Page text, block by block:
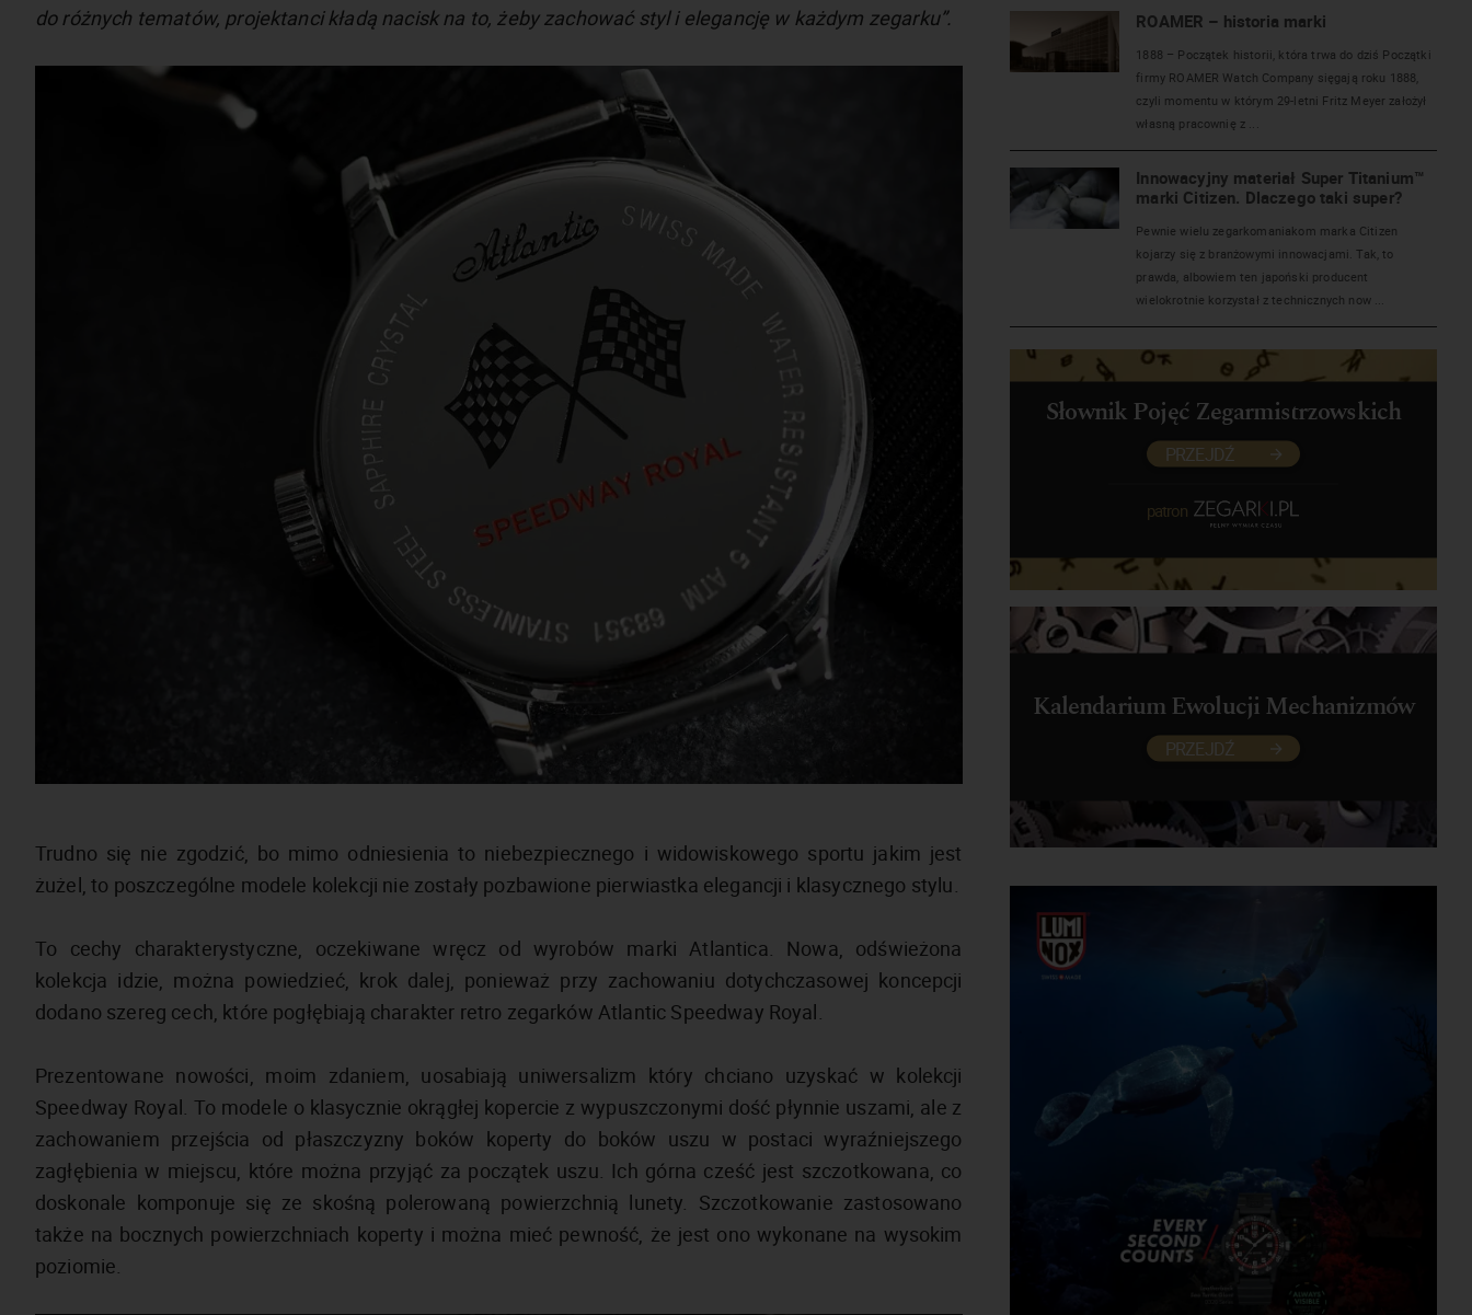
do różnych tematów, projektanci kładą nacisk na to, żeby zachować styl i elegancję w każdym zegarku”.
Trudno się nie zgodzić, bo mimo odniesienia to niebezpiecznego i widowiskowego sportu jakim jest
żużel, to poszczególne modele kolekcji nie zostały pozbawione pierwiastka elegancji i klasycznego stylu.
To cechy charakterystyczne, oczekiwane wręcz od wyrobów marki Atlantica. Nowa, odświeżona
kolekcja idzie, można powiedzieć, krok dalej, ponieważ przy zachowaniu dotychczasowej koncepcji
dodano szereg cech, które pogłębiają charakter retro zegarków Atlantic Speedway Royal.
Prezentowane nowości, moim zdaniem, uosabiają uniwersalizm który chciano uzyskać w kolekcji
Speedway Royal. To modele o klasycznie okrągłej kopercie z wypuszczonymi dość płynnie uszami, ale z
zachowaniem przejścia od płaszczyzny boków koperty do boków uszu w postaci wyraźniejszego
zagłębienia w miejscu, które można przyjąć za początek uszu. Ich górna cześć jest szczotkowana, co
doskonale komponuje się ze skośną polerowaną powierzchnią lunety. Szczotkowanie zastosowano
także na bocznych powierzchniach koperty i można mieć pewność, że jest ono wykonane na wysokim
poziomie.
ROAMER – historia marki
1888 – Początek historii, która trwa do dziś Początki
firmy ROAMER Watch Company sięgają roku 1888,
czyli momentu w którym 29-letni Fritz Meyer założył
własną pracownię z ...
Innowacyjny materiał Super Titanium™
marki Citizen. Dlaczego taki super?
Pewnie wielu zegarkomaniakom marka Citizen
kojarzy się z branżowymi innowacjami. Tak, to
prawda, albowiem ten japoński producent
wielokrotnie korzystał z technicznych now ...
Słownik Pojęć Zegarmistrzowskich
PRZEJDŹ
patron
Kalendarium Ewolucji Mechanizmów
PRZEJDŹ